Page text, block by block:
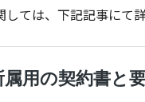
ては、下記記事にて